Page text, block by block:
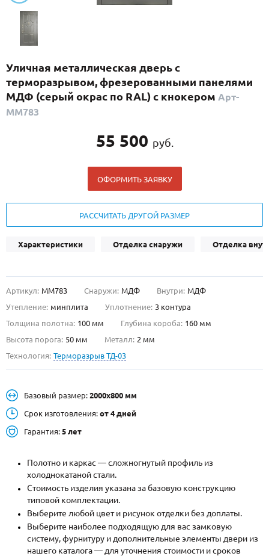
С реечным дизайном (29)
ПО НАЗНАЧЕНИЮ
Популярные двери
ДОСТАВКА
О НАС
Металлические двери от производителя с доставкой и установкой в
НАЙТИ:
ПН-СБ - с 9:00 до 21:00, ВС - до 19:00
ЗАПРОСИТЬ РАСЧЕТ
Каталог Как купить
Записаться на замер
Уличная металлическая дверь с
терморазрывом, фрезерованными панелями
МДФ (серый окрас по RAL) с кнокером Арт-
ММ783
55 500 руб.
ОФОРМИТЬ ЗАЯВКУ
РАССЧИТАТЬ ДРУГОЙ РАЗМЕР
Характеристики Отделка снаружи Отделка
Артикул: ММ783 Снаружи: МДФ Внутри: МДФ
Утепление: минплита Уплотнение: 3 контура
Толщина полотна: 100 мм Глубина короба: 160 мм
Высота порога: 50 мм Металл: 2 мм
Технология: Терморазрыв ТД-03
Базовый размер: 2000х800 мм
Срок изготовления: от 4 дней
Гарантия: 5 лет
Полотно и каркас — сложногнутый профиль из
холоднокатаной стали.
Стоимость изделия указана за базовую конструкцию
типовой комплектации.
Выберите любой цвет и рисунок отделки без доплаты.
Выберите наиболее подходящую для вас замковую
систему, фурнитуру и дополнительные элементы двери из
нашего каталога — для уточнения стоимости и сроков